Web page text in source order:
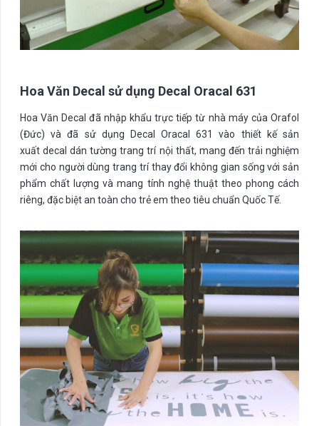
Hoa Văn Decal sử dụng Decal Oracal 631
Hoa Văn Decal đã nhập khẩu trực tiếp từ nhà máy của Orafol
(Đức) và đã sử dụng Decal Oracal 631 vào thiết kế sản
xuất decal dán tường trang trí nội thất, mang đến trải nghiệm
mới cho người dùng trang trí thay đổi không gian sống với sản
phẩm chất lượng và mang tính nghệ thuật theo phong cách
riêng, đặc biệt an toàn cho trẻ em theo tiêu chuẩn Quốc Tế.